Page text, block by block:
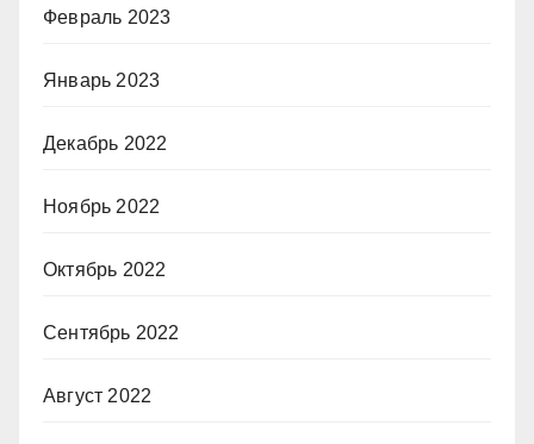
Февраль 2023
Январь 2023
Декабрь 2022
Ноябрь 2022
Октябрь 2022
Сентябрь 2022
Август 2022